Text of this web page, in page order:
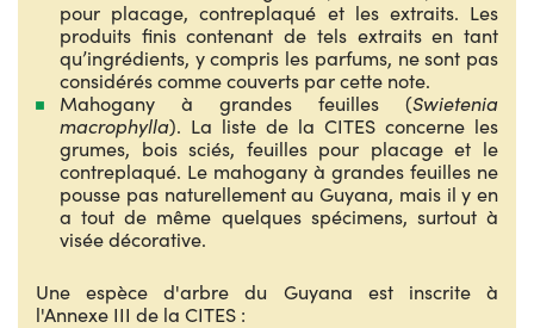
pour placage, contreplaqué et les extraits. Les
produits finis contenant de tels extraits en tant
qu’ingrédients, y compris les parfums, ne sont pas
considérés comme couverts par cette note.
Mahogany à grandes feuilles (Swietenia
macrophylla). La liste de la CITES concerne les
grumes, bois sciés, feuilles pour placage et le
contreplaqué. Le mahogany à grandes feuilles ne
pousse pas naturellement au Guyana, mais il y en
a tout de même quelques spécimens, surtout à
visée décorative.
Une espèce d'arbre du Guyana est inscrite à
l'Annexe III de la CITES :